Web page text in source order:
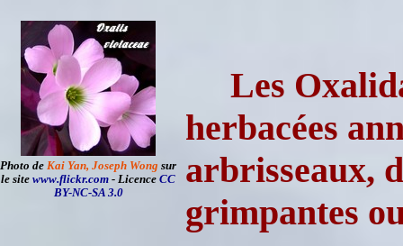
Photo de Kai Yan, Joseph Wong sur
le site www.flickr.com - Licence CC
BY-NC-SA 3.0
Les
herbacées
arbrisseaux,
grimpantes